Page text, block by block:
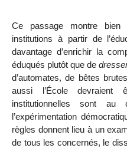
Ce passage montre
institutions à partir de
davantage d’enrichir la
éduqués plutôt que de
d’automates, de bêtes
aussi l’École
institutionnelles sont
l’expérimentation
règles donnent lieu à un
de tous les concernés, le